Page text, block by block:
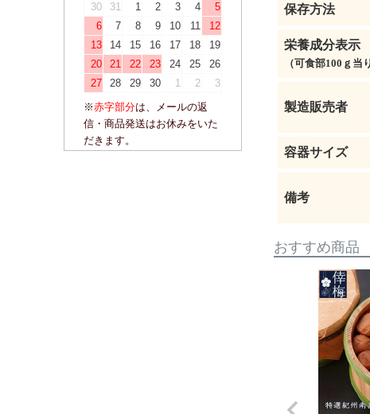
30
31 1 2 3 4
5
6
7 8 9 10 11
12
13
14 15 16 17 18
19
20
21 22 23 24 25
26
27
28 29 30 1 2
3
※赤字部分は、メールの返
信・商品発送はお休みをいた
だきます。
保存方法
栄養成分表示
（可食部100ｇ当
製造販売者
容器サイズ
備考
おすすめ商品